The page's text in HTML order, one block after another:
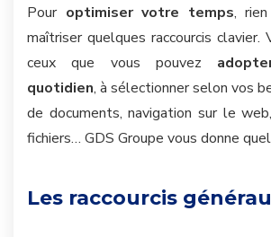
Pour optimiser votre temps,
maîtriser quelques raccourcis clavier.
ceux que vous pouvez
quotidien, à sélectionner selon vos
de documents, navigation sur le
fichiers… GDS Groupe vous donne
Les raccourcis